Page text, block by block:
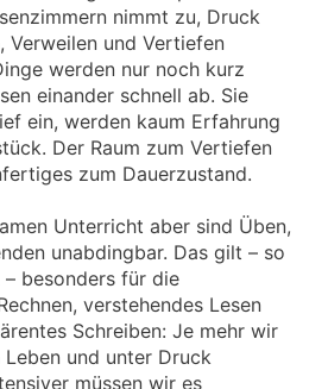
nimmt zu, Druck
Verweilen und Vertiefen
werden nur noch kurz
einander schnell ab. Sie
ein, werden kaum Erfahrung
Der Raum zum Vertiefen
zum Dauerzustand.
Unterricht aber sind Üben,
unabdingbar. Das gilt – so
besonders für die
verstehendes Lesen
Schreiben: Je mehr wir
und unter Druck
müssen wir es